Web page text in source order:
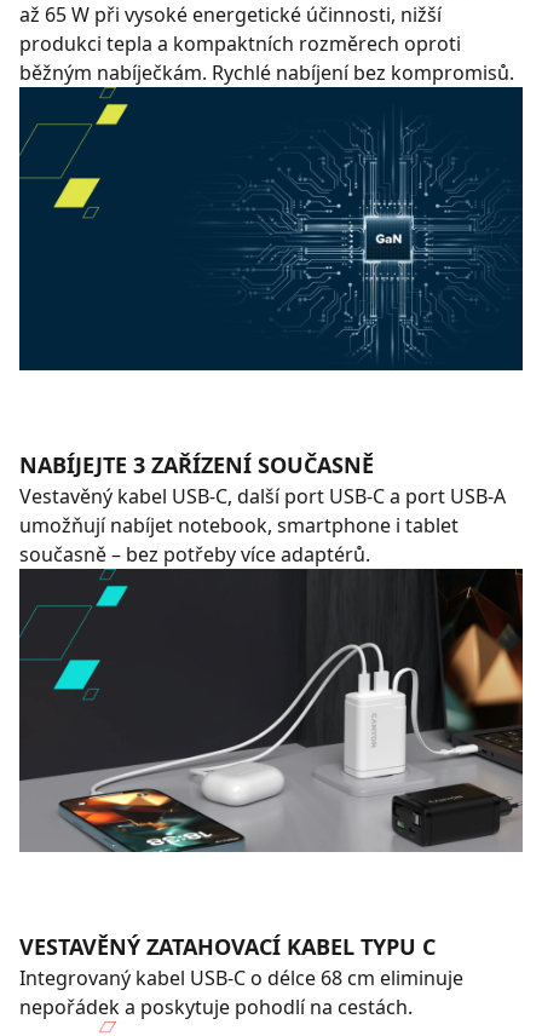
až 65 W při vysoké energetické účinnosti, nižší
produkci tepla a kompaktních rozměrech oproti
běžným nabíječkám. Rychlé nabíjení bez kompromisů.
NABÍJEJTE 3 ZAŘÍZENÍ SOUČASNĚ
Vestavěný kabel USB-C, další port USB-C a port USB-A
umožňují nabíjet notebook, smartphone i tablet
současně – bez potřeby více adaptérů.
VESTAVĚNÝ ZATAHOVACÍ KABEL TYPU C
Integrovaný kabel USB-C o délce 68 cm eliminuje
nepořádek a poskytuje pohodlí na cestách.